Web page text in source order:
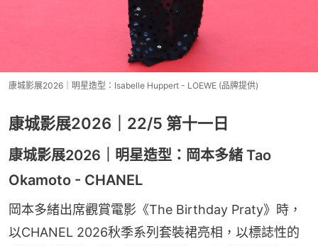
康城影展2026｜明星造型：Isabelle Huppert - LOEWE (品牌提供)
康城影展2026｜22/5 第十一日
康城影展2026｜明星造型：岡本多緒 Tao
Okamoto - CHANEL
岡本多緒出席觀賞電影《The Birthday Praty》時，
以CHANEL 2026秋季系列套裝裙亮相，以標誌性的